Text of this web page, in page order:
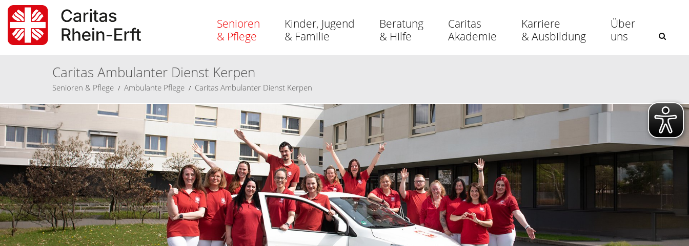
Senioren
& Pflege
Kinder, Jugend
& Familie
Beratung
& Hilfe
Caritas
Akademie
Karriere
& Ausbildung
Über
uns
Caritas Ambulanter Dienst Kerpen
Senioren & Pflege Ambulante Pflege Caritas Ambulanter Dienst Kerpen